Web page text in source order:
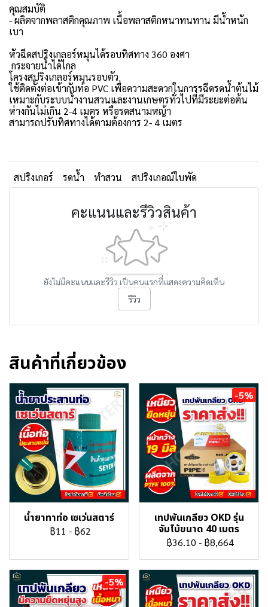
คุณสมบัติ
- ผลิตจากพลาสติกคุณภาพ เนื้อพลาสติกหนาทนทาน มีน้ำหนัก
เบา
หัวฉีดสปริงเกลอร์หมุนได้รอบทิศทาง 360 องศา
กระจายน้ำได้ไกล
โครงสปริงเกลอร์หมุนรอบตัว
ใช้ติดตั้งต่อเข้ากับท่อ PVC เพื่อความสะดวกในการรฉีดรดน้ำต้นไม้
เหมาะกับระบบน้ำงานสวนและงานเกษตรทั่วไปที่มีระยะต่อต้น
ห่างกันไม่เกิน 2-4 เมตร หรือรดสนามหญ้า
สามารถปรับทิศทางได้ตามต้องการ 2- 4 เมตร
สปริงเกอร์ รดน้ำ ทำสวน สปริงเกอณ์ใบพัด
คะแนนและรีวิวสินค้า
ยังไม่มีคะแนนและรีวิว เป็นคนแรกที่แสดงความคิดเห็น
รีวิว
สินค้าที่เกี่ยวข้อง
น้ำยาทาท่อ เซเว่นสตาร์
฿11 - ฿62
-5%
เทปพันเกลียว OKD รุ่น
จัมโบ้ขนาด 40 เมตร
฿36.10 - ฿8,664
-5%